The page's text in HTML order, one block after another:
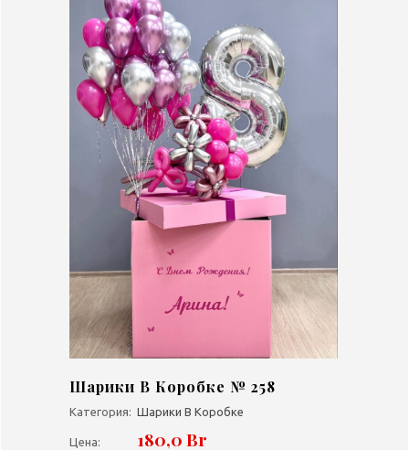
Шарики В Коробке № 258
Категория: Шарики В Коробке
Цена: 180,0 Br